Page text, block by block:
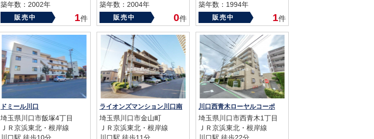
築年数：2002年
販売中 1件
築年数：2004年
販売中 0件
築年数：1994年
販売中 1件
ドミール川口
埼玉県川口市飯塚4丁目
ＪＲ京浜東北・根岸線
ライオンズマンション川口南
埼玉県川口市金山町
ＪＲ京浜東北・根岸線
川口西青木ローヤルコーポ
埼玉県川口市西青木1丁目
ＪＲ京浜東北・根岸線